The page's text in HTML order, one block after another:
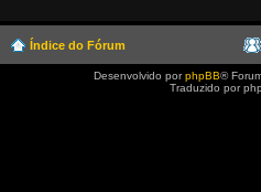
Índice do Fórum
Desenvolvido porphpBB®
Traduzido por